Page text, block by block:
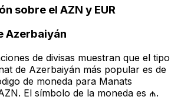
sobre el AZN y EUR
Azerbaiyán
de divisas muestran que el tipo
de Azerbaiyán más popular es de
de moneda para Manats
El símbolo de la moneda es ₼.